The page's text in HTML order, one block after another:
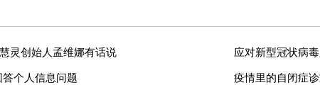
灵创始人孟维娜有话说
应对新型冠状病
个人信息问题
疫情里的自闭症